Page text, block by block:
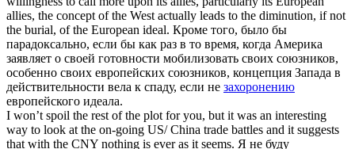
allies, the concept of the West actually leads to the diminution, if not
the burial, of the European ideal. Кроме того, было бы
парадоксально, если бы как раз в то время, когда Америка
заявляет о своей готовности мобилизовать своих союзников,
особенно своих европейских союзников, концепция Запада в
действительности вела к спаду, если не захоронению
европейского идеала.
I won’t spoil the rest of the plotfor you, but it was an interesting
way to look at the on-going US/ China trade battles and it suggests
that with the CNY nothing is ever as it seems. Я не буду